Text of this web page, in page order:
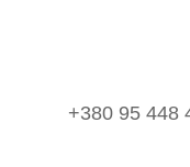
+380 95 448